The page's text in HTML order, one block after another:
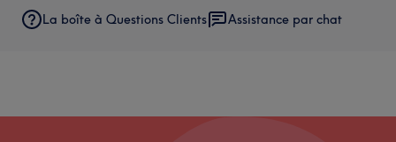
La boîte à Questions Clients Assistance par chat